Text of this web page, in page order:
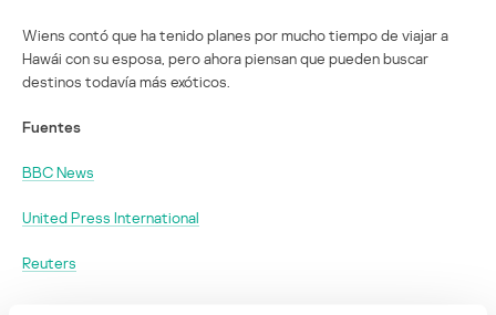
Wiens contó que ha tenido planes por mucho tiempo de viajar a
Hawái con su esposa, pero ahora piensan que pueden buscar
destinos todavía más exóticos.
Fuentes
BBC News
United Press International
Reuters